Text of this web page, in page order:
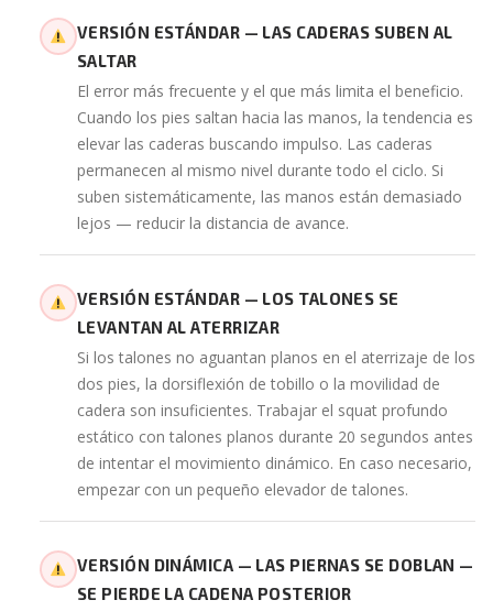
VERSIÓN ESTÁNDAR — LAS CADERAS SUBEN AL
SALTAR
El error más frecuente y el que más limita el beneficio.
Cuando los pies saltan hacia las manos, la tendencia es
elevar las caderas buscando impulso. Las caderas
permanecen al mismo nivel durante todo el ciclo. Si
suben sistemáticamente, las manos están demasiado
lejos — reducir la distancia de avance.
VERSIÓN ESTÁNDAR — LOS TALONES SE
LEVANTAN AL ATERRIZAR
Si los talones no aguantan planos en el aterrizaje de los
dos pies, la dorsiflexión de tobillo o la movilidad de
cadera son insuficientes. Trabajar el squat profundo
estático con talones planos durante 20 segundos antes
de intentar el movimiento dinámico. En caso necesario,
empezar con un pequeño elevador de talones.
VERSIÓN DINÁMICA — LAS PIERNAS SE DOBLAN —
SE PIERDE LA CADENA POSTERIOR